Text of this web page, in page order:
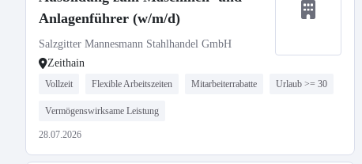
Anlagenführer (w/m/d)
Salzgitter Mannesmann Stahlhandel GmbH
Zeithain
Vollzeit Flexible Arbeitszeiten Mitarbeiterrabatte Urlaub >= 30
Vermögenswirksame Leistung
28.07.2026